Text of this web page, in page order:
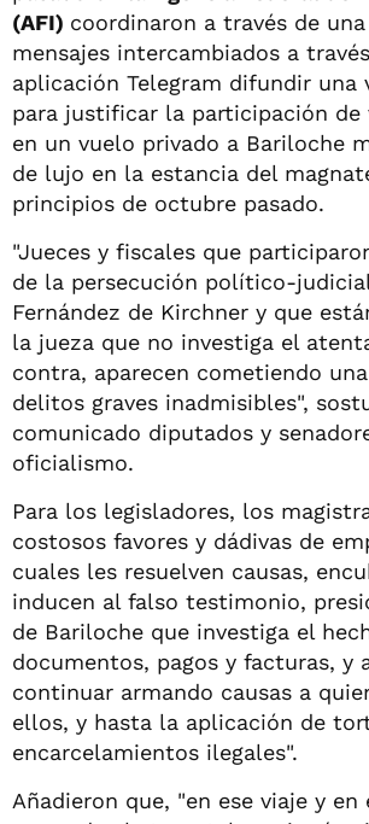
(AFI) coordinaron a través de
mensajes intercambiados a
aplicación Telegram difundir una
para justificar la participación de
en un vuelo privado a Bariloche
de lujo en la estancia del
principios de octubre pasado.
"Jueces y fiscales que
de la persecución político-
Fernández de Kirchner y que
la jueza que no investiga el
contra, aparecen cometiendo
delitos graves inadmisibles",
comunicado diputados y
oficialismo.
Para los legisladores, los
costosos favores y dádivas de
cuales les resuelven causas,
inducen al falso testimonio,
de Bariloche que investiga el
documentos, pagos y facturas, y
continuar armando causas a
ellos, y hasta la aplicación de
encarcelamientos ilegales".
Añadieron que, "en ese viaje y en